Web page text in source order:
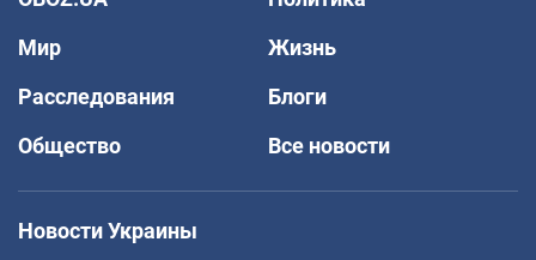
Мир
Жизнь
Расследования
Блоги
Общество
Все новости
Новости Украины